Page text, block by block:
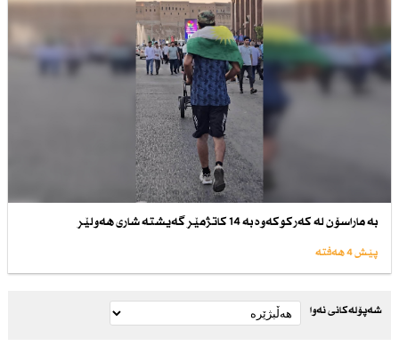
بە ماراسۆن لە كەركوكەوە بە 14 كاتژمێر گەیشتە شاری هەولێر
پێش 4 هەفتە
شەپۆلەکانی نەوا